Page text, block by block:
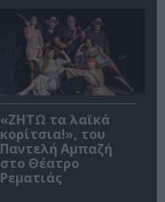
«ΖΗΤΩ τα λαϊκά
κορίτσια!», του
Παντελή Αμπαζή
στο Θέατρο
Ρεματιάς